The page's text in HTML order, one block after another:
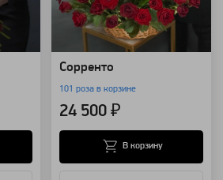
Сорренто
101 роза в корзине
24 500 ₽
В корзину